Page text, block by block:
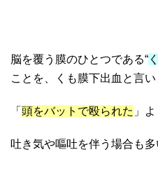
脳を覆う膜のひとつである“
ことを、くも膜下出血と言い
「 頭をバットで殴られた 」
吐き気や嘔吐を伴う場合も多